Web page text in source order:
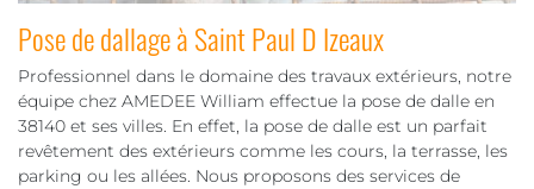
Pose de dallage à Saint Paul D Izeaux
Professionnel dans le domaine des travaux extérieurs, notre
équipe chez AMEDEE William effectue la pose de dalle en
38140 et ses villes. En effet, la pose de dalle est un parfait
revêtement des extérieurs comme les cours, la terrasse, les
parking ou les allées. Nous proposons des services de